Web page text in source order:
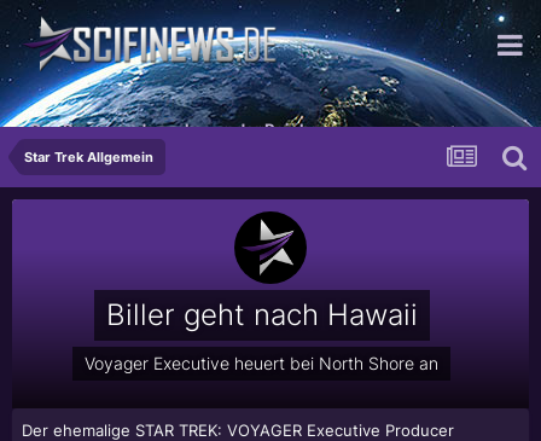
Das Propagandawerkzeug der Reichen
Star Trek Allgemein
Biller geht nach Hawaii
Voyager Executive heuert bei North Shore an
Der ehemalige STAR TREK: VOYAGER Executive Producer